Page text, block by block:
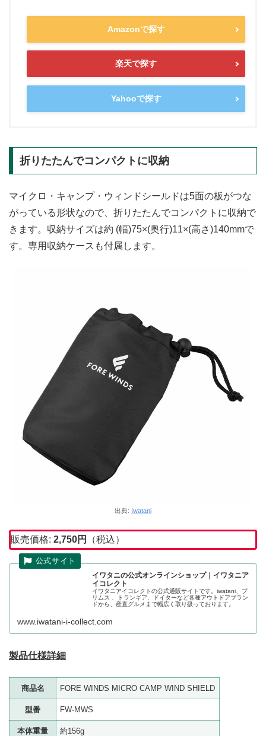
Amazonで探す
楽天で探す
Yahooで探す
折りたたんでコンパクトに収納
マイクロ・キャンプ・ウィンドシールドは5面の板がつな
がっている形状なので、折りたたんでコンパクトに収納で
きます。収納サイズは約 (幅)75×(奥行)11×(高さ)140mmで
す。専用収納ケースも付属します。
出典: Iwatani
販売価格: 2,750円 （税込）
イワタニの公式オンラインショップ｜イワタニア
イコレクト
イワタニアイコレクトの公式通販サイトです。iwatani、プ
リムス 、トランギア、ドイターなど各種アウトドアブラン
ドから、産直グルメまで幅広く取り扱っております。
www.iwatani-i-collect.com
製品仕様詳細
商品名 FORE WINDS MICRO CAMP WIND SHIELD
型番 FW-MWS
本体重量 約156g